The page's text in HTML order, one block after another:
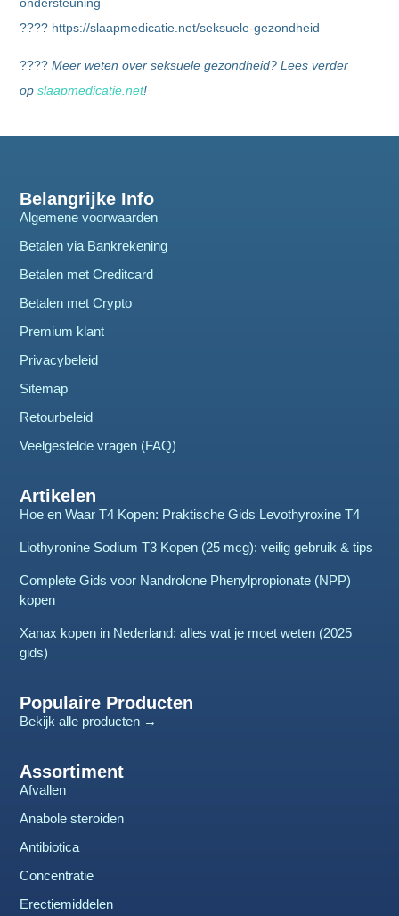
???? https://slaapmedicatie.net/seksuele-gezondheid
????Meer weten over seksuele gezondheid? Lees verder
opslaapmedicatie.net!
Belangrijke Info
Algemene voorwaarden
Betalen via Bankrekening
Betalen met Creditcard
Betalen met Crypto
Premium klant
Privacybeleid
Sitemap
Retourbeleid
Veelgestelde vragen (FAQ)
Artikelen
Hoe en Waar T4 Kopen: Praktische Gids Levothyroxine T4
Liothyronine Sodium T3 Kopen (25 mcg): veilig gebruik & tips
Complete Gids voor Nandrolone Phenylpropionate (NPP)
kopen
Xanax kopen in Nederland: alles wat je moet weten (2025
gids)
Populaire Producten
Bekijk alle producten →
Assortiment
Afvallen
Anabole steroiden
Antibiotica
Concentratie
Erectiemiddelen